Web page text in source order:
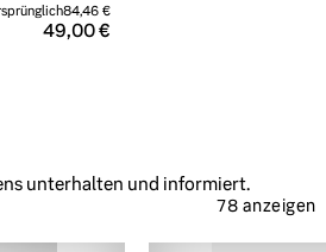
49,00 €
84,46 €
unterhalten und informiert.
78 anzeigen